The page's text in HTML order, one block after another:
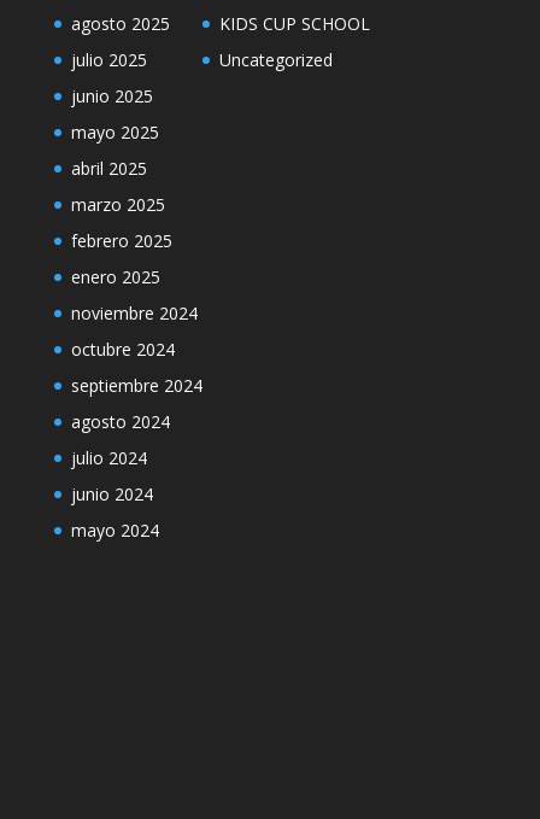
agosto 2025
julio 2025
junio 2025
mayo 2025
abril 2025
marzo 2025
febrero 2025
enero 2025
noviembre 2024
octubre 2024
septiembre 2024
agosto 2024
julio 2024
junio 2024
mayo 2024
KIDS CUP SCHOOL
Uncategorized